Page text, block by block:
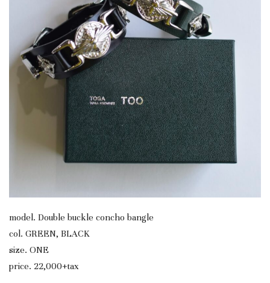
model. Double buckle concho bangle
col. GREEN, BLACK
size. ONE
price. 22,000+tax